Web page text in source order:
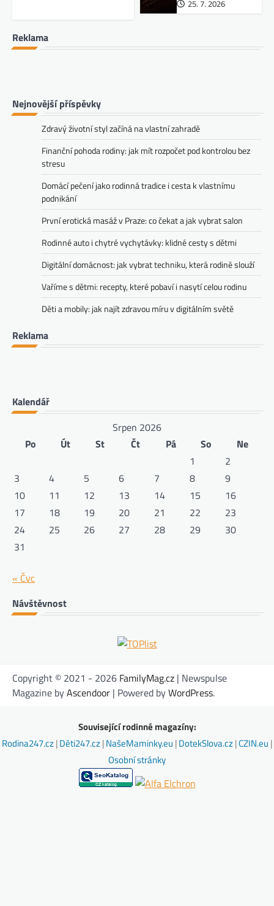
25. 7. 2026
Reklama
Nejnovější příspěvky
Zdravý životní styl začíná na vlastní zahradě
Finanční pohoda rodiny: jak mít rozpočet pod kontrolou bez
stresu
Domácí pečení jako rodinná tradice i cesta k vlastnímu
podnikání
První erotická masáž v Praze: co čekat a jak vybrat salon
Rodinné auto i chytré vychytávky: klidné cesty s dětmi
Digitální domácnost: jak vybrat techniku, která rodině slouží
Vaříme s dětmi: recepty, které pobaví i nasytí celou rodinu
Děti a mobily: jak najít zdravou míru v digitálním světě
Reklama
Kalendář
Srpen 2026
Po
Út St Čt Pá So
Ne
1
2
3
4 5 6 7 8
9
10
11 12 13 14 15
16
17
18 19 20 21 22
23
24
25 26 27 28 29
30
31
« Čvc
Návštěvnost
Copyright © 2021 - 2026 FamilyMag.cz | Newspulse
Magazine byAscendoor | Powered byWordPress.
Související rodinné magazíny:
Rodina247.cz|Děti247.cz|NašeMaminky.eu |DotekSlova.cz|CZIN.eu |
Osobní stránky